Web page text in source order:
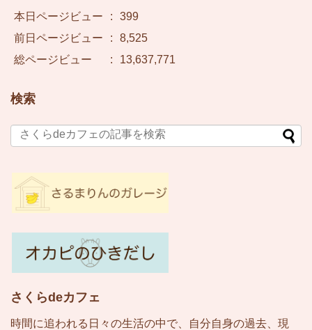
本日ページビュー :
399
前日ページビュー
:
8,525
総ページビュー
: 13,637,771
検索
さくらdeカフェ
時間に追われる日々の生活の中で、自分自身の過去、現